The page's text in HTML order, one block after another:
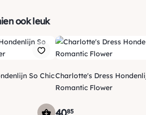
ook leuk
So ChicCharlotte's Dress
Romantic Flower
85